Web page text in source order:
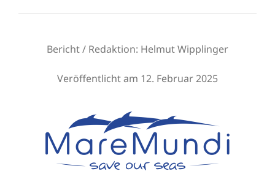
Bericht / Redaktion: Helmut Wipplinger
Veröffentlicht am 12. Februar 2025